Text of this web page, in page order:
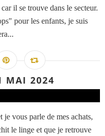
il se trouve dans le secteur.
pour les enfants, je suis
MAI 2024
vous parle de mes achats,
le linge et que je retrouve